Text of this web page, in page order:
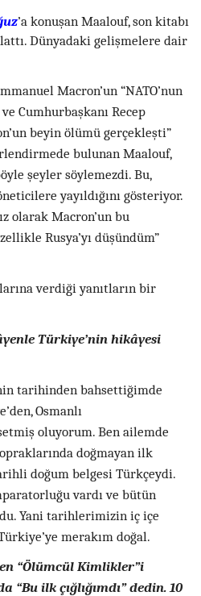
’a konuşan Maalouf, son kitabı
Dünyadaki gelişmelere dair
Macron’un “NATO’nun
Cumhurbaşkanı Recep
beyin ölümü gerçekleşti”
bulunan Maalouf,
şeyler söylemezdi. Bu,
yayıldığını gösteriyor.
olarak Macron’un bu
Rusya’yı düşündüm”
verdiği yanıtların bir
Türkiye’nin hikâyesi
tarihinden bahsettiğimde
Osmanlı
oluyorum. Ben ailemde
doğmayan ilk
doğum belgesi Türkçeydi.
vardı ve bütün
Yani tarihlerimizin iç içe
merakım doğal.
“Ölümcül Kimlikler”i
“Bu ilk çığlığımdı” dedin. 10